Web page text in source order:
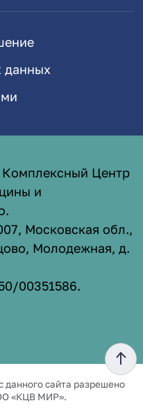
данных
Комплексный Центр
и
Московская обл.,
Молодежная, д.
00351586.
сайта разрешено
«КЦВ МИР».